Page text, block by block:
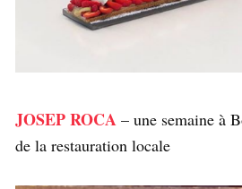
JOSEP ROCA – une semaine à
de la restauration locale